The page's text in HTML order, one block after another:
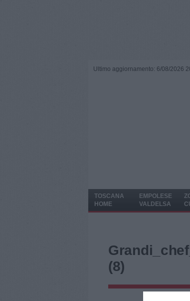
Ultimo aggiornamento: 6/08/2026
TOSCANA
HOME
EMPOLESE
VALDELSA
(8)